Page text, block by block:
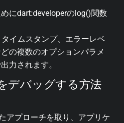
にdart:developerのlog()関数
イムスタンプ、エラーレベ
の複数のオプションパラメ
力されます。
デバッグする方法
アプローチを取り、アプリケ